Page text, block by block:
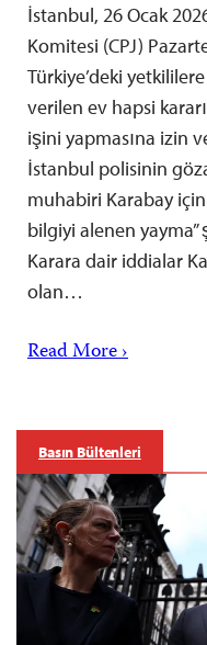
İstanbul, 26 Ocak
Komitesi (CPJ)
Türkiye’deki
verilen ev hapsi
işini yapmasına izin
İstanbul polisinin
muhabiri Karabay için
bilgiyi alenen yayma”
Karara dair iddialar
olan…
Read More ›
Basın Bültenleri